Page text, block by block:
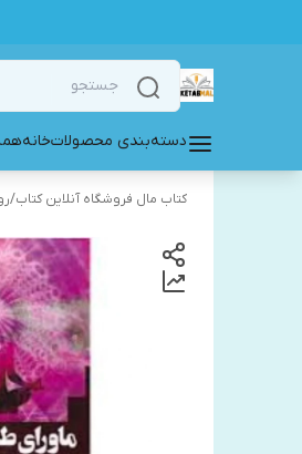
دسته‌بندی محصولاتخانه
کتاب مال فروشگاه آنلاین کتاب/